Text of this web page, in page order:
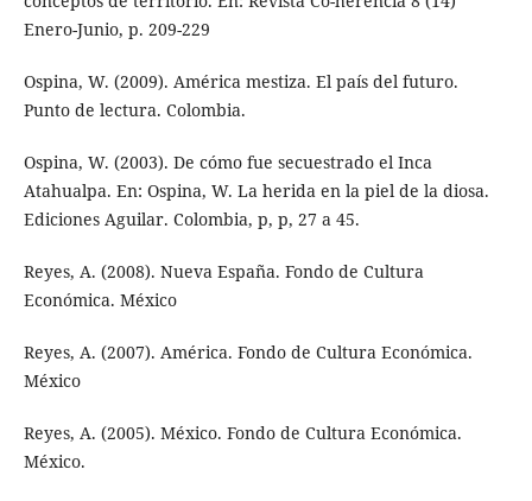
Enero-Junio, p. 209-229
Ospina, W. (2009). América mestiza. El país del futuro.
Punto de lectura. Colombia.
Ospina, W. (2003). De cómo fue secuestrado el Inca
Atahualpa. En: Ospina, W. La herida en la piel de la diosa.
Ediciones Aguilar. Colombia, p, p, 27 a 45.
Reyes, A. (2008). Nueva España. Fondo de Cultura
Económica. México
Reyes, A. (2007). América. Fondo de Cultura Económica.
México
Reyes, A. (2005). México. Fondo de Cultura Económica.
México.